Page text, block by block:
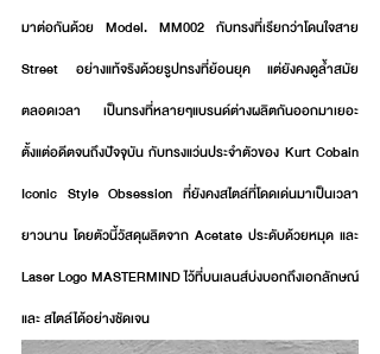
มาต่อกันด้วย Model. MM002 กับทรงที่เรียกว่าโดนใจสาย
Street อย่างแท้จริงด้วยรูปทรงที่ย้อนยุค แต่ยังคงดูล้ำสมัย
ตลอดเวลา เป็นทรงที่หลายๆแบรนด์ต่างผลิตกันออกมาเยอะ
ตั้งแต่อดีตจนถึงปัจจุบัน กับทรงแว่นประจำตัวของ Kurt Cobain
Iconic Style Obsession ที่ยังคงสไตล์ที่โดดเด่นมาเป็นเวลา
ยาวนาน โดยตัวนี้วัสดุผลิตจาก Acetate ประดับด้วยหมุด และ
Laser Logo MASTERMIND ไว้ที่บนเลนส์บ่งบอกถึงเอกลักษณ์
และ สไตล์ได้อย่างชัดเจน